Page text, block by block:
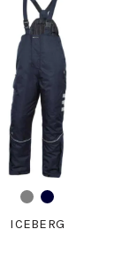
recentes
ICEBERG